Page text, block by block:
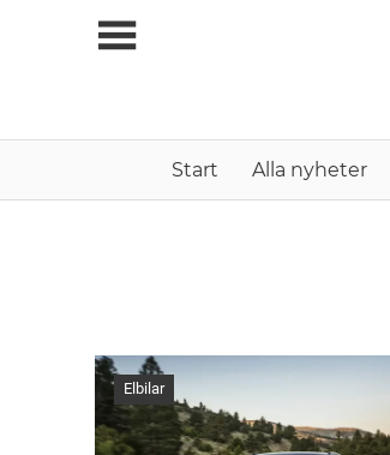
Allt
vill
Start Alla nyheter
Elbilar